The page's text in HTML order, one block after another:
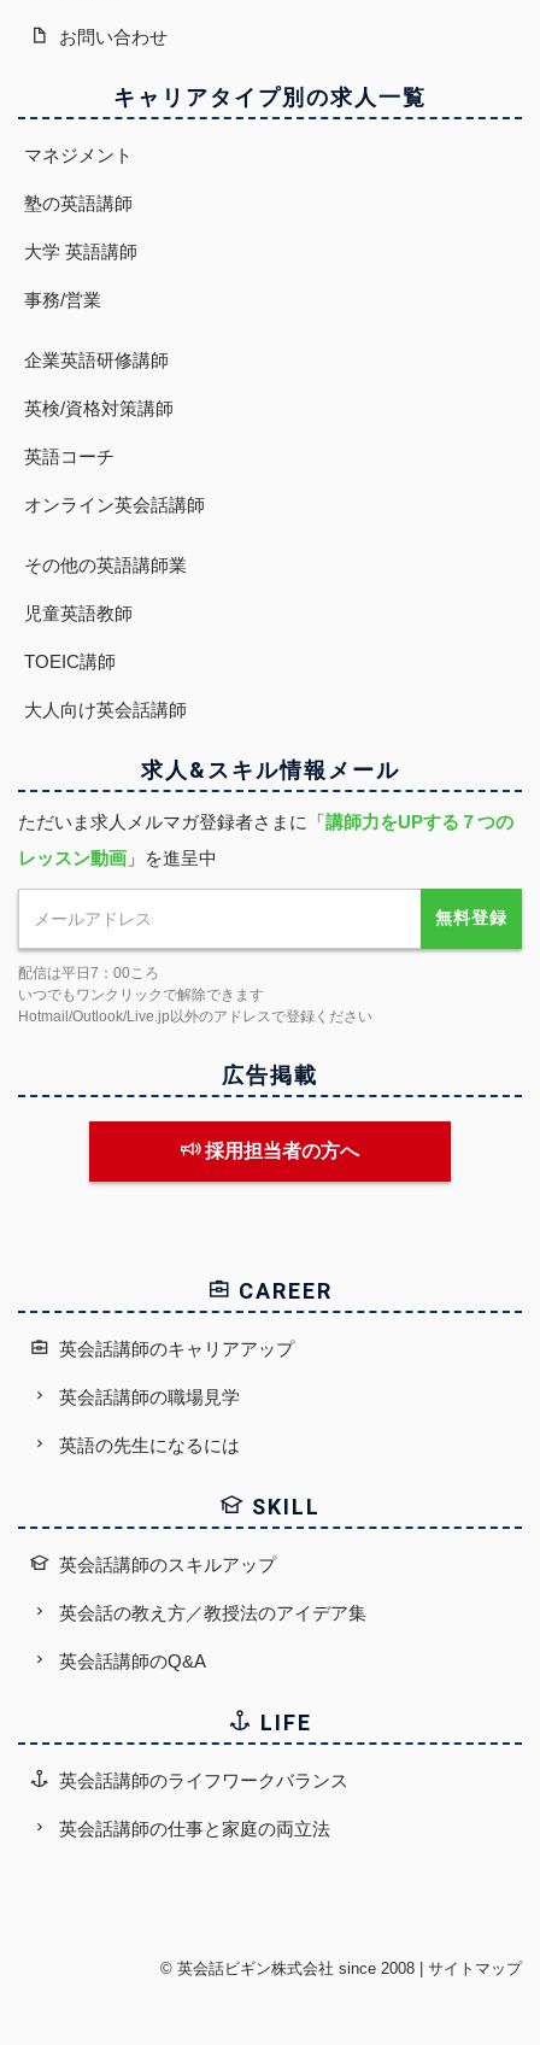
お問い合わせ
キャリアタイプ別の求人一覧
マネジメント
塾の英語講師
大学 英語講師
事務/営業
企業英語研修講師
英検/資格対策講師
英語コーチ
オンライン英会話講師
その他の英語講師業
児童英語教師
TOEIC講師
大人向け英会話講師
求人&スキル情報 メール
ただいま求人メルマガ登録者さまに「講師力をUPする７つの
レッスン動画 」を進呈中
無料登録
配信は平日7：00ころ
いつでもワンクリックで解除できます
Hotmail/Outlook/Live.jp以外のアドレスで登録ください
広告掲載
採用担当者の方へ
CAREER
英会話講師のキャリアアップ
英会話講師の職場見学
英語の先生になるには
SKILL
英会話講師のスキルアップ
英会話の教え方／教授法のアイデア集
英会話講師のQ&A
LIFE
英会話講師のライフワークバランス
英会話講師の仕事と家庭の両立法
© 英会話ビギン株式会社 since 2008 | サイトマップ